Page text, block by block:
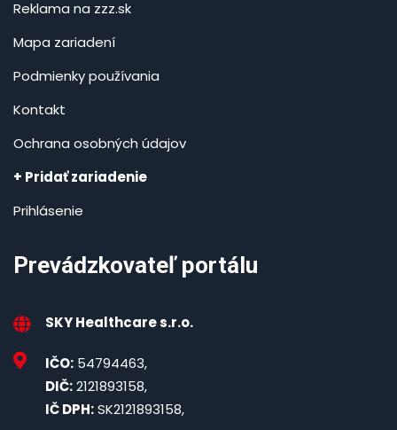
Reklama na zzz.sk
Mapa zariadení
Podmienky používania
Kontakt
Ochrana osobných údajov
+ Pridať zariadenie
Prihlásenie
Prevádzkovateľ portálu
SKY Healthcare s.r.o.
IČO: 54794463,
DIČ:2121893158,
IČ DPH:SK2121893158,